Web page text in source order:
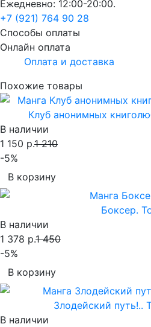
Ежедневно: 12:00-20:00.
+7 (921) 764 90 28
Способы оплаты
Онлайн оплата
Оплата и доставка
Похожие товары
Клуб анонимных
В наличии
1 150 р.1 210
-5%
В корзину
Боксер.
В наличии
1 378 р.1 450
-5%
В корзину
Злодейский путь!..
В наличии